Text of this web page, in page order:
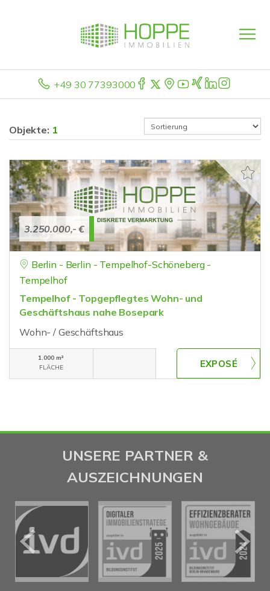
+49 30 77393000
Objekte: 1
3.250.000,- €
Berlin - Berlin - Tempelhof-Schöneberg -
Tempelhof
Tempelhof - Topgepflegtes Wohn- und
Geschäftshaus nahe Bosepark
Wohn- / Geschäftshaus
1.000 m²
FLÄCHE
UNSERE PARTNER &
AUSZEICHNUNGEN